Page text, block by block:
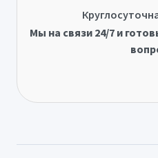
Мы на связи 24/7 и